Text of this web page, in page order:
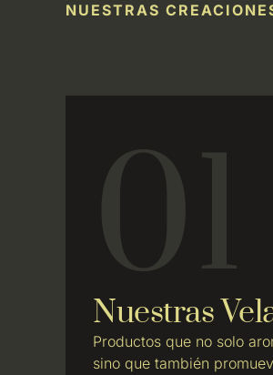
NUESTRAS
01
Nuestras
Productos que no solo
sino que también